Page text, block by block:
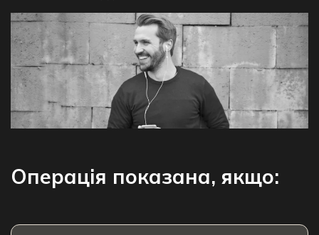
Операція показана, якщо: